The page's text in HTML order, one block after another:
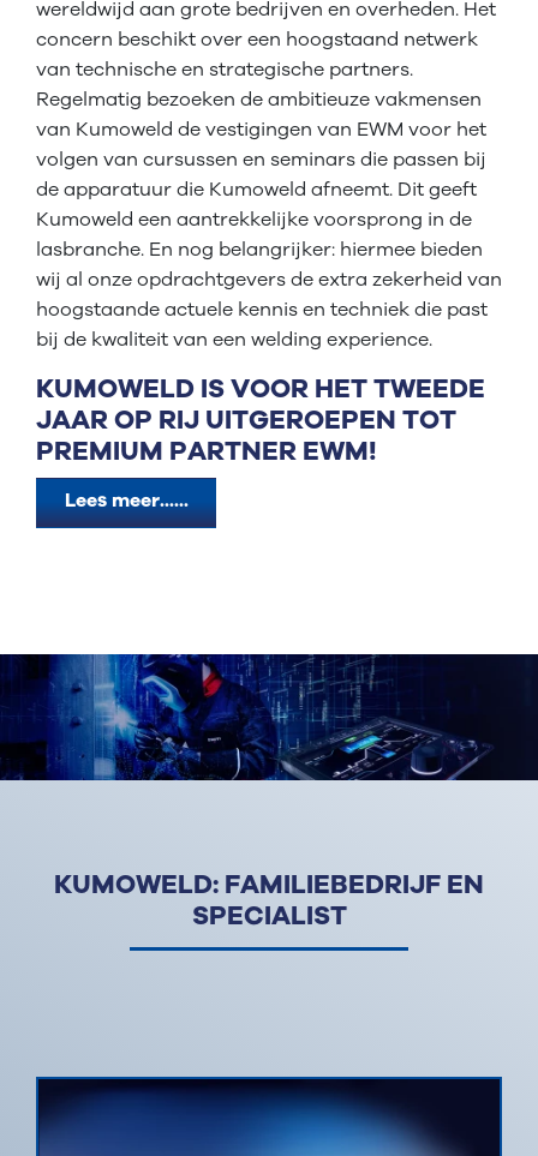
wereldwijd aan grote bedrijven en overheden. Het
concern beschikt over een hoogstaand netwerk
van technische en strategische partners.
Regelmatig bezoeken de ambitieuze vakmensen
van Kumoweld de vestigingen van EWM voor het
volgen van cursussen en seminars die passen bij
de apparatuur die Kumoweld afneemt. Dit geeft
Kumoweld een aantrekkelijke voorsprong in de
lasbranche. En nog belangrijker: hiermee bieden
wij al onze opdrachtgevers de extra zekerheid van
hoogstaande actuele kennis en techniek die past
bij de kwaliteit van een welding experience.
KUMOWELD IS VOOR HET TWEEDE
JAAR OP RIJ UITGEROEPEN TOT
PREMIUM PARTNER EWM!
Lees meer......
KUMOWELD: FAMILIEBEDRIJF EN
SPECIALIST